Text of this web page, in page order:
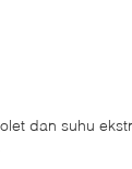
dan suhu